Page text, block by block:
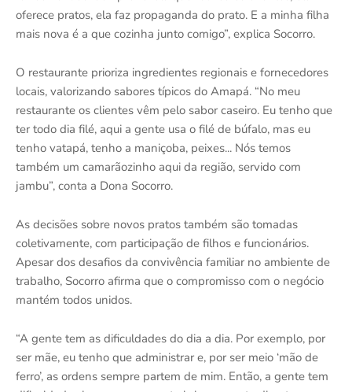
oferece pratos, ela faz propaganda do prato. E a minha filha
mais nova é a que cozinha junto comigo”, explica Socorro.
O restaurante prioriza ingredientes regionais e fornecedores
locais, valorizando sabores típicos do Amapá. “No meu
restaurante os clientes vêm pelo sabor caseiro. Eu tenho que
ter todo dia filé, aqui a gente usa o filé de búfalo, mas eu
tenho vatapá, tenho a maniçoba, peixes... Nós temos
também um camarãozinho aqui da região, servido com
jambu”, conta a Dona Socorro.
As decisões sobre novos pratos também são tomadas
coletivamente, com participação de filhos e funcionários.
Apesar dos desafios da convivência familiar no ambiente de
trabalho, Socorro afirma que o compromisso com o negócio
mantém todos unidos.
“A gente tem as dificuldades do dia a dia. Por exemplo, por
ser mãe, eu tenho que administrar e, por ser meio ‘mão de
ferro’, as ordens sempre partem de mim. Então, a gente tem